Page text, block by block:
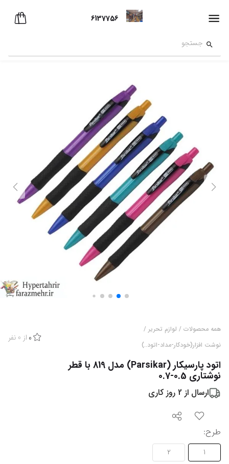
6137756
همه محصولات / لوازم تحریر /
نوشت افزار(خودکار-مداد-اتود..)
0 از 0 نفر
اتود پارسیکار (Parsikar) مدل 819 با قطر
نوشتاری 0.5-0.7
ارسال از 2 روز کاری
طرح:
1
2